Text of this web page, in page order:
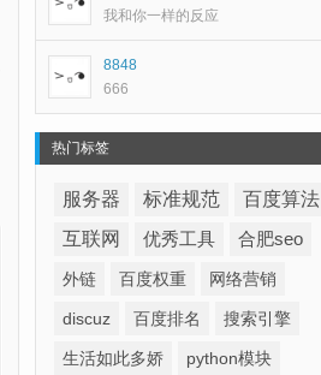
我和你一样的反应
8848
666
热门标签
服务器 标准规范
百度算法
互联网
优秀工具 合肥seo
外链 百度权重 网络营销
discuz 百度排名 搜索引擎
生活如此多娇 python模块